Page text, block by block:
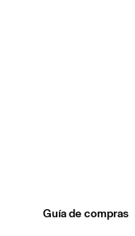
Guía de compras